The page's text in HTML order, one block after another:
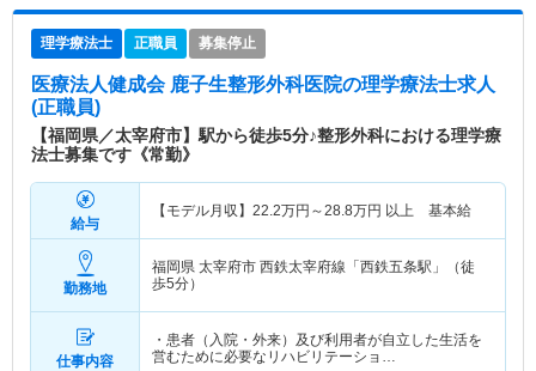
理学療法士 正職員 募集停止
医療法人健成会 鹿子生整形外科医院の理学療法士求人
(正職員)
【福岡県／太宰府市】駅から徒歩5分♪整形外科における理学療
法士募集です《常勤》
給与
【モデル月収】 22.2万円～28.8万円 以上 基本給
勤務地
福岡県 太宰府市 西鉄太宰府線「西鉄五条駅」（徒
歩5分）
仕事内容
・患者（入院・外来）及び利用者が自立した生活を
営むために必要なリハビリテーショ…